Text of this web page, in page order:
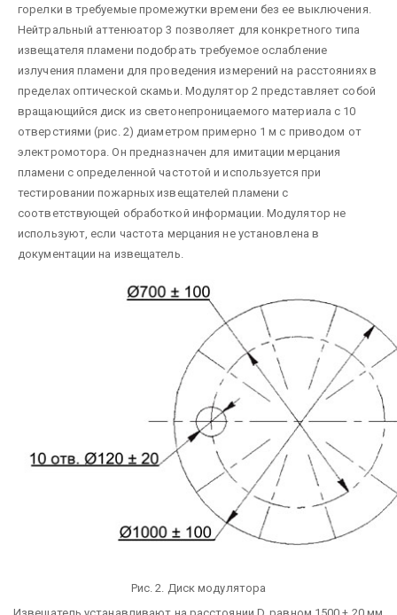
горелки в требуемые промежутки времени без ее выключения.
Нейтральный аттенюатор 3 позволяет для конкретного типа
извещателя пламени подобрать требуемое ослабление
излучения пламени для проведения измерений на расстояниях в
пределах оптической скамьи. Модулятор 2 представляет собой
вращающийся диск из светонепроницаемого материала с 10
отверстиями (рис. 2) диаметром примерно 1 м с приводом от
электромотора. Он предназначен для имитации мерцания
пламени с определенной частотой и используется при
тестировании пожарных извещателей пламени с
соответствующей обработкой информации. Модулятор не
используют, если частота мерцания не установлена в
документации на извещатель.
Рис. 2. Диск модулятора
Извещатель устанавливают на расстоянии D, равном 1500 ± 20 мм